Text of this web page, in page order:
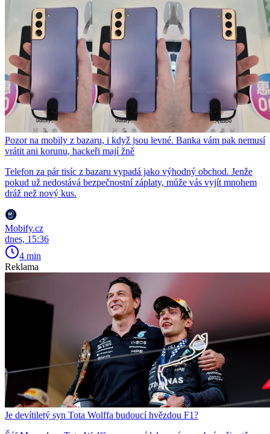
Pozor na mobily z bazaru, i když jsou levné. Banka vám pak nemusí
vrátit ani korunu, hackeři mají žně
Telefon za pár tisíc z bazaru vypadá jako výhodný obchod. Jenže
pokud už nedostává bezpečnostní záplaty, může vás vyjít mnohem
dráž než nový kus.
Mobify.cz
dnes, 15:36
4 min
Reklama
Je devítiletý syn Tota Wolffa budoucí hvězdou F1?